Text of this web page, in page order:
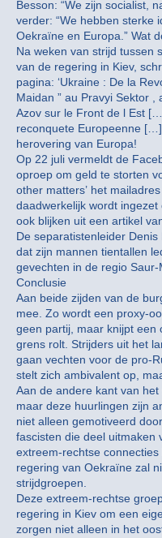
Besson: “We zijn socialist,
verder: “We hebben sterke
Oekraïne en Europa.” Wat
Na weken van strijd tussen
van de regering in Kiev,
pagina: ‘Ukraine : De la
Maidan ” au Pravyi Sektor ,
Azov sur le Front de l Est
reconquete Europeenne […]
herovering van Europa!
Op 22 juli vermeldt de
oproep om geld te storten
other matters’ het
daadwerkelijk wordt
ook blijken uit een artikel
De separatistenleider
dat zijn mannen tientallen
gevechten in de regio Saur-
Conclusie
Aan beide zijden van de
mee. Zo wordt een proxy-
geen partij, maar knijpt een
grens rolt. Strijders uit het
gaan vechten voor de pro-
stelt zich ambivalent op,
Aan de andere kant van het
maar deze huurlingen zijn
niet alleen gemotiveerd
fascisten die deel uitmaken
extreem-rechtse
regering van Oekraïne zal
strijdgroepen.
Deze extreem-rechtse
regering in Kiev om een
zorgen niet alleen in het